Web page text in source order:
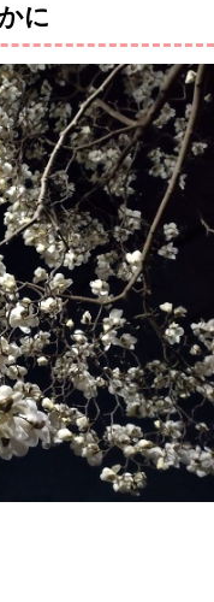
に